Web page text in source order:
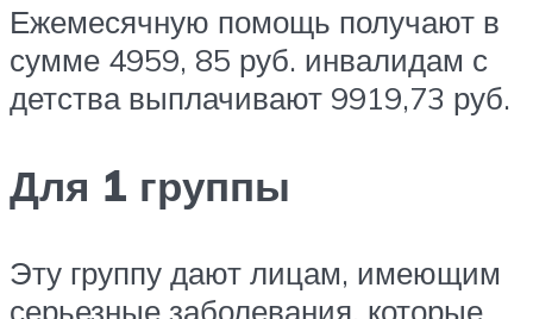
Ежемесячную помощь получают в
сумме 4959, 85 руб. инвалидам с
детства выплачивают 9919,73 руб.
Для 1 группы
Эту группу дают лицам, имеющим
серьезные заболевания, которые